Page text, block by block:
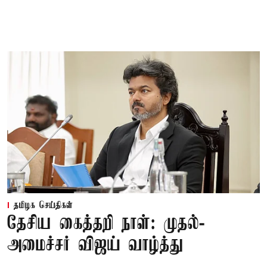
தமிழக செய்திகள்
தேசிய கைத்தறி நாள்: முதல்-
அமைச்சர் விஜய் வாழ்த்து